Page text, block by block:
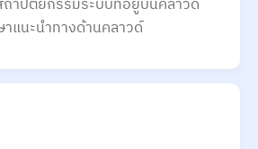
าปัตยกรรมระบบที่อยู่บนคลาวด์
แนะนำทางด้านคลาวด์